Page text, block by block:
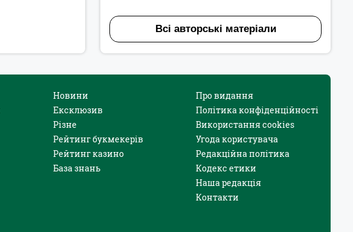
Всі авторські матеріали
Новини
Ексклюзив
Різне
Рейтинг букмекерів
Рейтинг казино
База знань
Про видання
Політика конфіденційності
Використання cookies
Угода користувача
Редакційна політика
Кодекс етики
Наша редакція
Контакти